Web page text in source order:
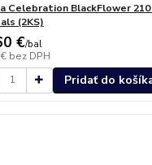
Celebration BlackFlower 210
(2KS)
€/bal
bez DPH
Pridať do